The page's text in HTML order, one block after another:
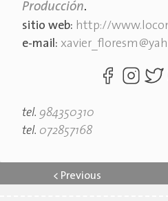
Producción.
sitio web: http://
e-mail:
tel. 984350310
tel. 072857168
< Previous